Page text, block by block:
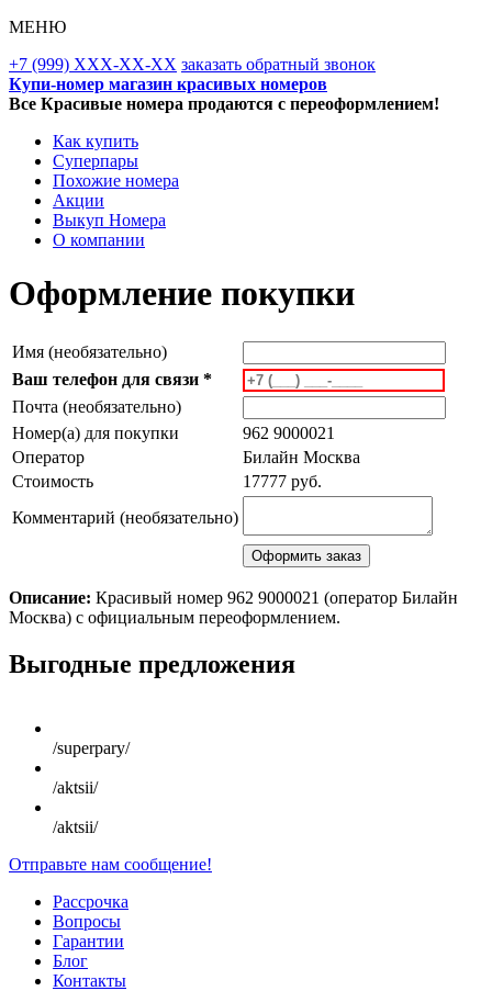
МЕНЮ
+7 (999) XXX-XX-XX заказать обратный звонок
Купи-номер магазин красивых номеров
Все Красивые номера продаются с переоформлением!
Как купить
Суперпары
Похожие номера
Акции
Выкуп Номера
О компании
Оформление покупки
Имя (необязательно)
Ваш телефон для связи *
Почта (необязательно)
Номер(а) для покупки
962 9000021
Оператор
Билайн Москва
Стоимость
17777 руб.
Комментарий (необязательно)
Описание: Красивый номер 962 9000021 (оператор Билайн
Москва) с официальным переоформлением.
Scroll
Up
Выгодные предложения
/superpary/
/aktsii/
/aktsii/
Отправьте нам сообщение!
Рассрочка
Вопросы
Гарантии
Блог
Контакты